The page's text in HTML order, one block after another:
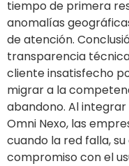
tiempo de primera
anomalías
de atención.
transparencia
cliente insatisfecho
migrar a la
abandono. Al
Omni Nexo, las
cuando la red falla,
compromiso con el